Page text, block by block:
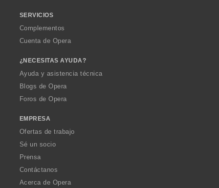
SERVICIOS
Complementos
Cuenta de Opera
¿NECESITAS AYUDA?
Ayuda y asistencia técnica
Blogs de Opera
Foros de Opera
EMPRESA
Ofertas de trabajo
Sé un socio
Prensa
Contáctanos
Acerca de Opera